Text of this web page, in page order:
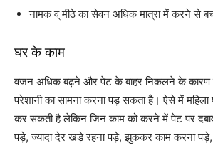
नामक व् मीठे का सेवन अधिक मात्रा में करने से
घर के काम
वजन अधिक बढ़ने और पेट के बाहर निकलने के कारण
परेशानी का सामना करना पड़ सकता है। ऐसे में
कर सकती है लेकिन जिन काम को करने में पेट पर
पड़े, ज्यादा देर खड़े रहना पड़े, झुककर काम करना